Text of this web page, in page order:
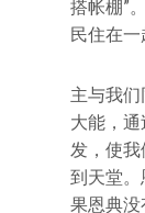
搭帐棚”
民住在一
主与我
大能，
发，使
到天堂
果恩典没